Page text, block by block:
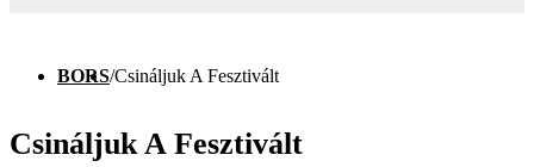
BORS/Csináljuk A Fesztivált
Csináljuk A Fesztivált